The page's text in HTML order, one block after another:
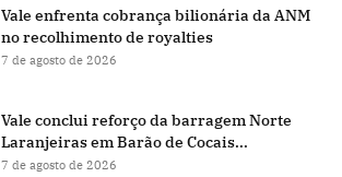
Vale enfrenta cobrança bilionária da ANM
no recolhimento de royalties
7 de agosto de 2026
Vale conclui reforço da barragem Norte
Laranjeiras em Barão de Cocais...
7 de agosto de 2026